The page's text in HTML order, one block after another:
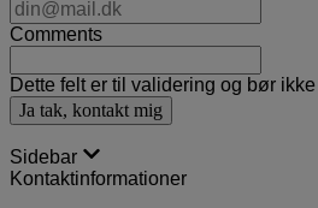
Comments
Dette felt er til validering og bør
Sidebar
Kontaktinformationer